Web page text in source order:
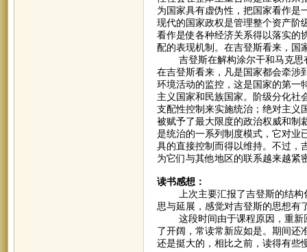
为国家具有虚伪性，把国家看作是
现代的国家政权是管理整个资产阶
看作是使各种经济关系得以落实的
配的表现机制。在吉登斯看来，国
吉登斯在解构涂尔干和马克思有
在吉登斯看来，凡是国家都会牵涉
环境活动的监控，这是国家的第一
主义国家和民族国家。阶级分化社
支配性控制来实施统治；绝对主义
被赋予了最大限度的政治权威和制
是统治的一系列制度模式，它对业
具的直接控制而得以维持。不过，
为它们与其他地区的联系越来越紧
读书感想：
上次主要汇报了吉登斯的结构化
思与延展，感觉对吉登斯的思想有
这段时间由于课程原因，重新回
了开阔，常读常新应如是。期间还
还是挺大的，相比之前，读得有些